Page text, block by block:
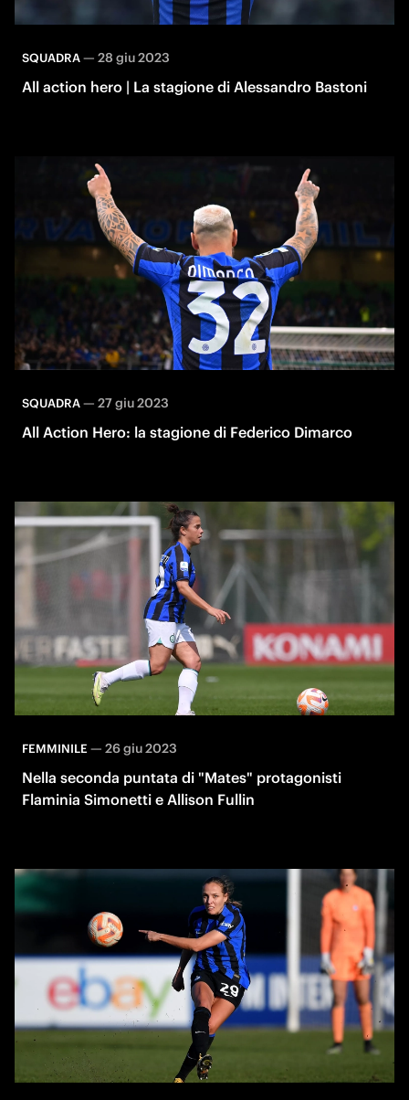
SQUADRA— 28 giu 2023
All action hero | La stagione di Alessandro Bastoni
SQUADRA— 27 giu 2023
All Action Hero: la stagione di Federico Dimarco
FEMMINILE— 26 giu 2023
Nella seconda puntata di "Mates" protagonisti
Flaminia Simonetti e Allison Fullin